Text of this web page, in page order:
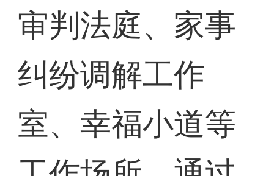
审判法庭、家事
纠纷调解工作
室、幸福小道等